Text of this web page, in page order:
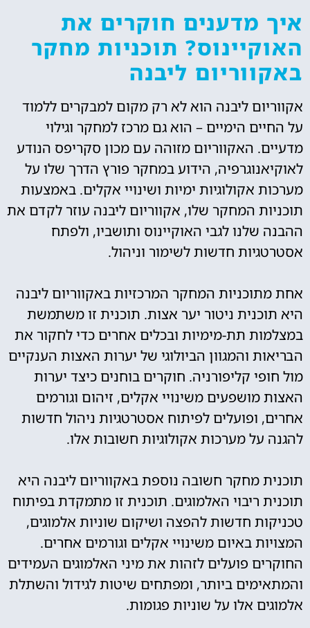
איך מדענים חוקרים את
האוקיינוס? תוכניות מחקר
באקווריום ליבנה
אקווריום ליבנה הוא לא רק מקום למבקרים ללמוד
על החיים הימיים – הוא גם מרכז למחקר וגילוי
מדעיים. האקווריום מזוהה עם מכון סקריפס הנודע
לאוקיאנוגרפיה, הידוע במחקר פורץ הדרך שלו על
מערכות אקולוגיות ימיות ושינויי אקלים. באמצעות
תוכניות המחקר שלו, אקווריום ליבנה עוזר לקדם את
ההבנה שלנו לגבי האוקיינוס ותושביו, ולפתח
אסטרטגיות חדשות לשימור וניהול.
אחת מתוכניות המחקר המרכזיות באקווריום ליבנה
היא תוכנית ניטור יער אצות. תוכנית זו משתמשת
במצלמות תת-מימיות ובכלים אחרים כדי לחקור את
הבריאות והמגוון הביולוגי של יערות האצות הענקיים
מול חופי קליפורניה. חוקרים בוחנים כיצד יערות
האצות מושפעים משינויי אקלים, זיהום וגורמים
אחרים, ופועלים לפיתוח אסטרטגיות ניהול חדשות
להגנה על מערכות אקולוגיות חשובות אלו.
תוכנית מחקר חשובה נוספת באקווריום ליבנה היא
תוכנית ריבוי האלמוגים. תוכנית זו מתמקדת בפיתוח
טכניקות חדשות להפצה ושיקום שוניות אלמוגים,
המצויות באיום משינויי אקלים וגורמים אחרים.
החוקרים פועלים לזהות את מיני האלמוגים העמידים
והמתאימים ביותר, ומפתחים שיטות לגידול והשתלת
אלמוגים אלו על שוניות פגומות.